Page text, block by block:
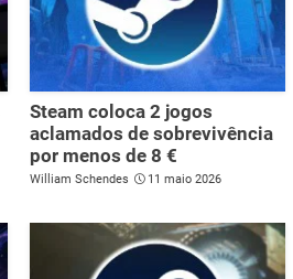
Steam coloca 2 jogos
aclamados de sobrevivência
por menos de 8 €
William Schendes 11 maio 2026